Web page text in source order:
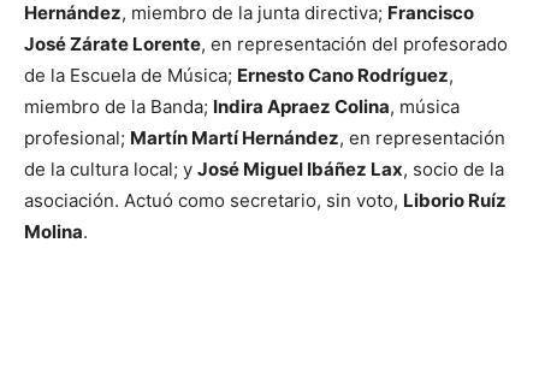
Hernández, miembro de la junta directiva; Francisco
José Zárate Lorente, en representación del profesorado
de la Escuela de Música; Ernesto Cano Rodríguez,
miembro de la Banda; Indira Apraez Colina, música
profesional; Martín Martí Hernández, en representación
de la cultura local; y José Miguel Ibáñez Lax, socio de la
asociación. Actuó como secretario, sin voto, Liborio Ruíz
Molina.